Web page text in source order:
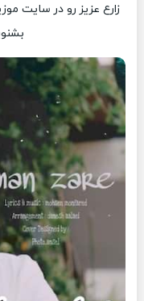
زارع عزیز رو در سایت